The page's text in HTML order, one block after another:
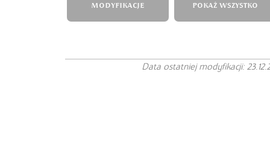
MODYFIKACJE POKAŻ WSZYSTKO
Data ostatniej modyfikacji: